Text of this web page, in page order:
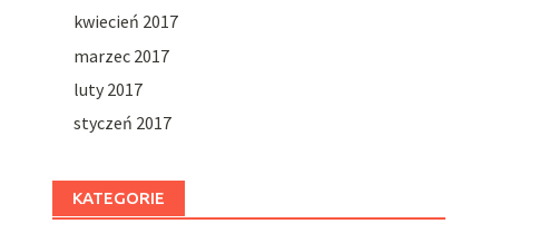
kwiecień 2017
marzec 2017
luty 2017
styczeń 2017
KATEGORIE